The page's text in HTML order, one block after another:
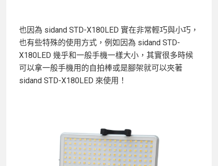
也因為 sidand STD-X180LED 實在非常輕巧與小巧，
也有些特殊的使用方式，例如因為 sidand STD-
X180LED 幾乎和一般手機一樣大小，其實很多時候
可以拿一般手機用的自拍棒或是腳架就可以夾著
sidand STD-X180LED 來使用！